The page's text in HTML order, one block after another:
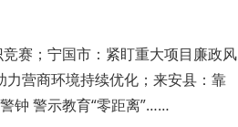
赛；宁国市：紧盯重大项目廉政风
营商环境持续优化；来安县：靠
钟 警示教育“零距离”……